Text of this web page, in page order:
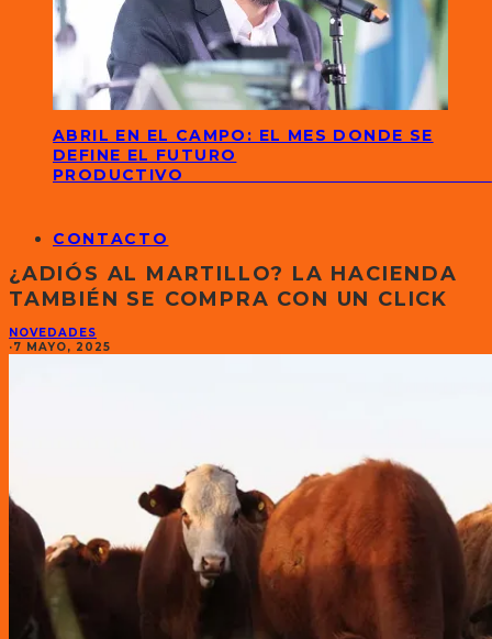
ABRIL EN EL CAMPO: EL MES DONDE SE
DEFINE EL FUTURO
PRODUCTIVO
CONTACTO
¿ADIÓS AL MARTILLO? LA HACIENDA
TAMBIÉN SE COMPRA CON UN CLICK
NOVEDADES
·7 MAYO, 2025